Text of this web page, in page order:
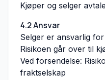
Kjøper og selger
4.2 Ansvar
Selger er ansvarlig
Risikoen går over til
Ved forsendelse:
fraktselskap